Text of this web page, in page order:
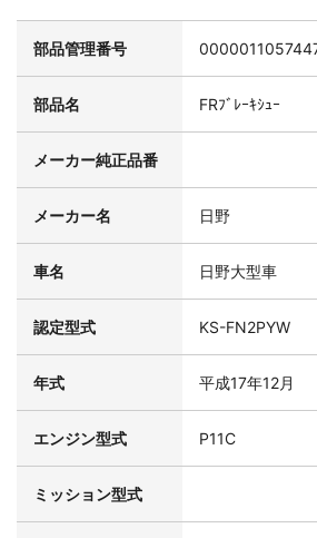
部品管理番号
部品名 FRﾌﾞﾚｰｷｼｭｰ
メーカー純正品番
メーカー名 日野
車名 日野大型車
認定型式 KS-FN2PYW
年式 平成17年12月
エンジン型式 P11C
ミッション型式